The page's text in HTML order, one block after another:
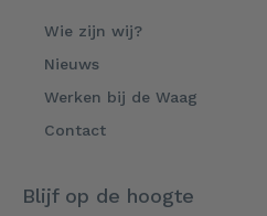
Wie zijn wij?
Nieuws
Werken bij de Waag
Contact
Blijf op de hoogte